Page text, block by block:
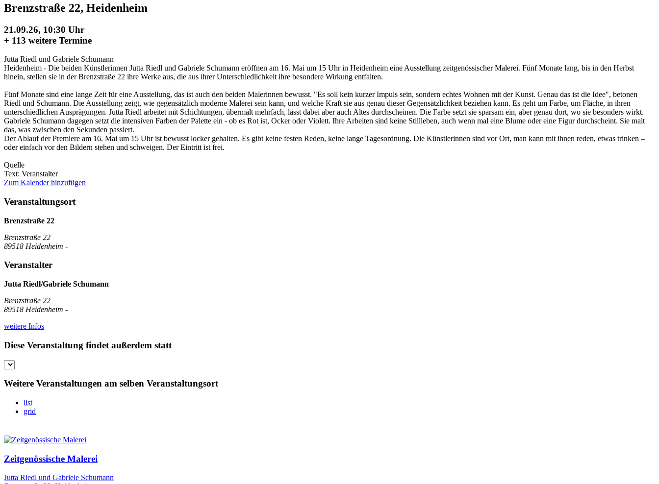
Brenzstraße 22, Heidenheim
21.09.26, 10:30 Uhr
+ 113 weitere Termine
Jutta Riedl und Gabriele Schumann
Heidenheim - Die beiden Künstlerinnen Jutta Riedl und Gabriele Schumann eröffnen am 16. Mai um 15 Uhr in Heidenheim eine Ausstellung zeitgenössischer Malerei. Fünf Monate lang, bis in den Herbst
hinein, stellen sie in der Brenzstraße 22 ihre Werke aus, die aus ihrer Unterschiedlichkeit ihre besondere Wirkung entfalten.
Fünf Monate sind eine lange Zeit für eine Ausstellung, das ist auch den beiden Malerinnen bewusst. "Es soll kein kurzer Impuls sein, sondern echtes Wohnen mit der Kunst. Genau das ist die Idee", betonen
Riedl und Schumann. Die Ausstellung zeigt, wie gegensätzlich moderne Malerei sein kann, und welche Kraft sie aus genau dieser Gegensätzlichkeit beziehen kann. Es geht um Farbe, um Fläche, in ihren
unterschiedlichen Ausprägungen. Jutta Riedl arbeitet mit Schichtungen, übermalt mehrfach, lässt dabei aber auch Altes durchscheinen. Die Farbe setzt sie sparsam ein, aber genau dort, wo sie besonders wirkt.
Gabriele Schumann dagegen setzt die intensiven Farben der Palette ein - ob es Rot ist, Ocker oder Violett. Ihre Arbeiten sind keine Stillleben, auch wenn mal eine Blume oder eine Figur durchscheint. Sie malt
das, was zwischen den Sekunden passiert.
Der Ablauf der Premiere am 16. Mai um 15 Uhr ist bewusst locker gehalten. Es gibt keine festen Reden, keine lange Tagesordnung. Die Künstlerinnen sind vor Ort, man kann mit ihnen reden, etwas trinken –
oder einfach vor den Bildern stehen und schweigen. Der Eintritt ist frei.
Quelle
Text: Veranstalter
Zum Kalender hinzufügen
Veranstaltungsort
Brenzstraße 22
Brenzstraße 22
89518 Heidenheim -
Veranstalter
Jutta Riedl/Gabriele Schumann
Brenzstraße 22
89518 Heidenheim -
weitere Infos
Diese Veranstaltung findet außerdem statt
Weitere Veranstaltungen am selben Veranstaltungsort
list
grid
Zeitgenössische Malerei
Jutta Riedl und Gabriele Schumann